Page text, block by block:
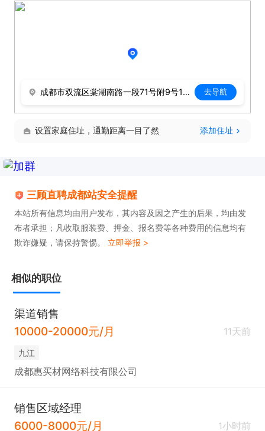
成都市双流区棠湖南路一段71号附9号1栋(棠湖富桥楼上) 去导航
设置家庭住址，通勤距离一目了然 添加住址
三顾直聘成都站安全提醒
本站所有信息均由用户发布，其内容及因之产生的后果，均由发
布者承担；凡收取服装费、押金、报名费等各种费用的信息均有
欺诈嫌疑，请保持警惕。 立即举报 >
相似的职位
渠道销售
10000-20000元/月
11天前
九江
成都惠买材网络科技有限公司
销售区域经理
6000-8000元/月
1小时前